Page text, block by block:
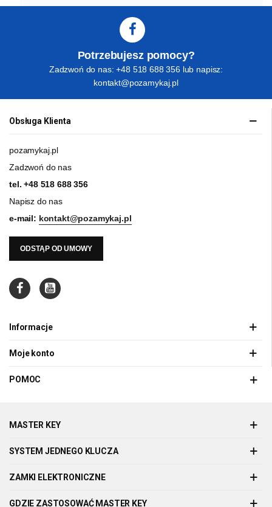
Potrzebujesz pomocy?
Zadzwoń do nas: +48 518 688 356 lub napisz:
kontakt@pozamykaj.pl
Obsługa Klienta
pozamykaj.pl
Zadzwoń do nas
tel.+48 518 688 356
Napisz do nas
e-mail: kontakt@pozamykaj.pl
ODSTĄP OD UMOWY
Informacje
Moje konto
POMOC
MASTER KEY
SYSTEM JEDNEGO KLUCZA
ZAMKI ELEKTRONICZNE
GDZIE ZASTOSOWAĆ MASTER KEY